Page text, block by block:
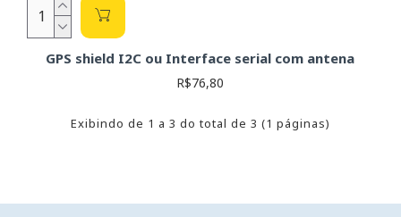
GPS shield I2C ou Interface serial com antena
R$76,80
Exibindo de 1 a 3 do total de 3 (1 páginas)